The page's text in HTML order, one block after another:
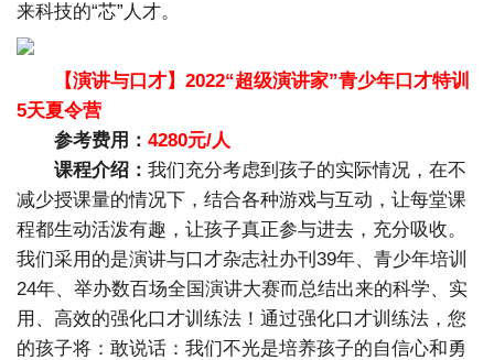
来科技的“芯”人才。
【演讲与口才】2022“超级演讲家”青少年口才特训
5天夏令营
参考费用： 4280元/人
课程介绍： 我们充分考虑到孩子的实际情况，在不
减少授课量的情况下，结合各种游戏与互动，让每堂课
程都生动活泼有趣，让孩子真正参与进去，充分吸收。
我们采用的是演讲与口才杂志社办刊39年、青少年培训
24年、举办数百场全国演讲大赛而总结出来的科学、实
用、高效的强化口才训练法！通过强化口才训练法，您
的孩子将：敢说话：我们不光是培养孩子的自信心和勇